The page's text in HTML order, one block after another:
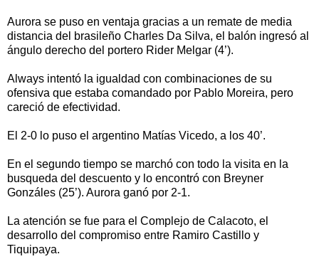
Aurora se puso en ventaja gracias a un remate de media
distancia del brasileño Charles Da Silva, el balón ingresó al
ángulo derecho del portero Rider Melgar (4’).
Always intentó la igualdad con combinaciones de su
ofensiva que estaba comandado por Pablo Moreira, pero
careció de efectividad.
El 2-0 lo puso el argentino Matías Vicedo, a los 40’.
En el segundo tiempo se marchó con todo la visita en la
busqueda del descuento y lo encontró con Breyner
Gonzáles (25’). Aurora ganó por 2-1.
La atención se fue para el Complejo de Calacoto, el
desarrollo del compromiso entre Ramiro Castillo y
Tiquipaya.